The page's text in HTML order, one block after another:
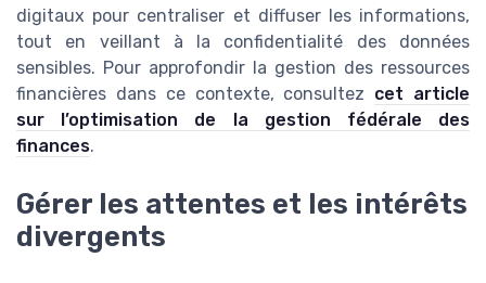
digitaux pour centraliser et diffuser les informations,
tout en veillant à la confidentialité des données
sensibles. Pour approfondir la gestion des ressources
financières dans ce contexte, consultez cet article
sur l’optimisation de la gestion fédérale des
finances.
Gérer les attentes et les intérêts
divergents